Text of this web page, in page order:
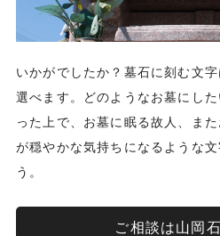
いかがでしたか？墓石に刻む文
選べます。どのようなお墓にし
った上で、お墓に眠る故人、ま
が穏やかな気持ちになるような
う。
ご相談は山岡